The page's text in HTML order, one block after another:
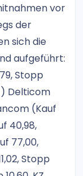
vor
der
sich die
aufgeführt:
Stopp
Delticom
(Kauf
40,98,
77,00,
Stopp